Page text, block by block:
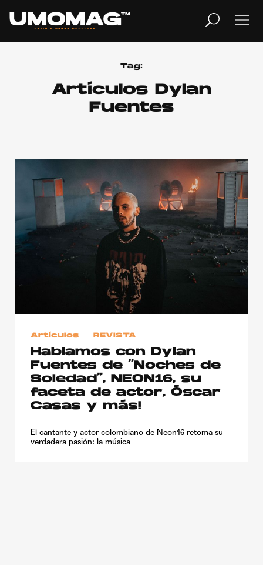
TV
Home
Cover Story
Publicidad
Contacto
© 2015-2022 UMOMAG. PROPIEDAD DE UMO agency. TODOS LOS
DERECHOS RESERVADOS.
Tag:
Artículos Dylan
Fuentes
Artículos REVISTA
Hablamos con Dylan
Fuentes de “Noches de
Soledad”, NEON16, su
faceta de actor, Óscar
Casas y más!
El cantante y actor colombiano de Neon16 retoma su
verdadera pasión: la música